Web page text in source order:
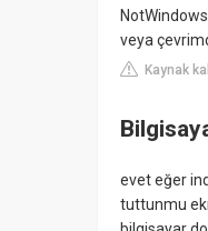
veya
Kaynak
evet eğer
tuttunmu